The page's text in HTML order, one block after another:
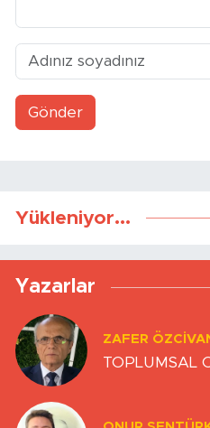
Gönder
Yükleniyor...
Yazarlar
ZAFER
TOPLUMSAL